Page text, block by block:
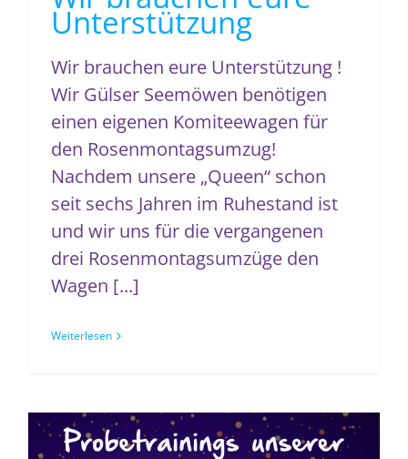
Unterstützung
Wir brauchen eure Unterstützung !
Wir Gülser Seemöwen benötigen
einen eigenen Komiteewagen für
den Rosenmontagsumzug!
Nachdem unsere „Queen“ schon
seit sechs Jahren im Ruhestand ist
und wir uns für die vergangenen
drei Rosenmontagsumzüge den
Wagen [...]
Weiterlesen